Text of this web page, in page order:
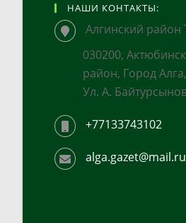
НАШИ КОНТАКТЫ:
Алгинский
030200,
район, Город Алга,
Ул. А.
+77133743102
alga.gazet@mail.ru